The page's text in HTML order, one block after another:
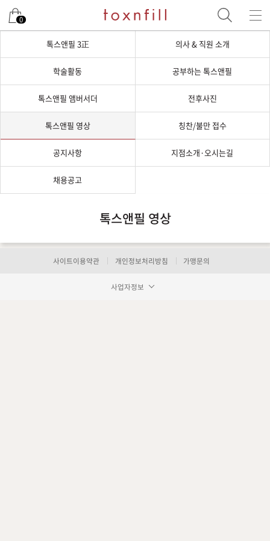
0
톡스앤필 3正 의사 & 직원 소개
학술활동 공부하는 톡스앤필
톡스앤필 앰버서더 전후사진
톡스앤필 영상 칭찬/불만 접수
공지사항 지점소개·오시는길
채용공고
톡스앤필 영상
사이트이용약관 개인정보처리방침 가맹문의
사업자정보